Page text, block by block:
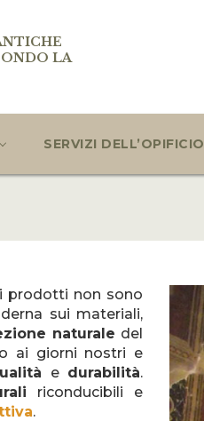
LA
SERVIZI DELL’OPIFICIO
prodotti non sono
sui materiali,
naturale del
ai giorni nostri e
e durabilità.
riconducibili e
.